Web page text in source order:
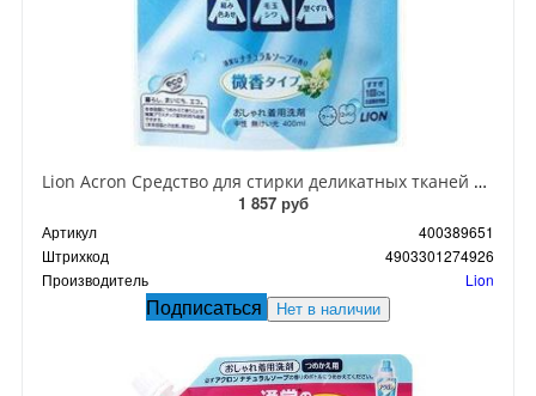
Lion Acron Средство для стирки деликатных тканей с нежным ароматом цветочного мыла 400 мл сменный блок
1 857 руб
Артикул
400389651
Штрихкод
4903301274926
Производитель
Lion
Подписаться Нет в наличии